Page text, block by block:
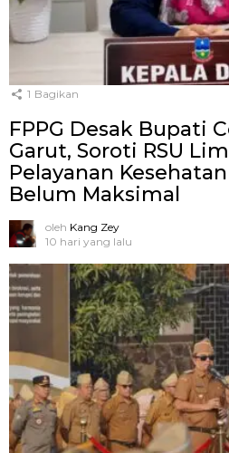
1 Bagikan
FPPG Desak Bupati
Garut, Soroti RSU
Pelayanan
Belum Maksimal
oleh Kang Zey
10 hari yang lalu